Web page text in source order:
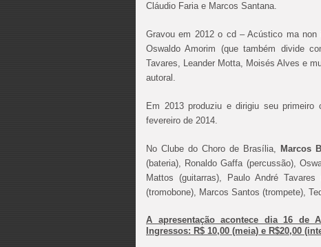
Cláudio Faria e Marcos Santana.
Gravou em 2012 o cd – Acústico ma
Oswaldo Amorim (que também divide
Tavares, Leander Motta, Moisés Alves e
autoral.
Em 2013 produziu e dirigiu seu
fevereiro de 2014.
No Clube do Choro de Brasília, Marcos
(bateria), Ronaldo Gaffa (percussão),
Mattos (guitarras), Paulo André
(tromobone), Marcos Santos (trompete),
A apresentação acontece dia 16 de
Ingressos: R$ 10,00 (meia) e R$20,00